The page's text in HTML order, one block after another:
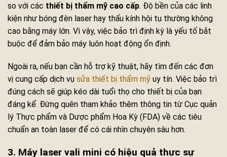
so với các thiết bị thẩm mỹ cao cấp. Độ bền của các linh
kiện như bóng đèn laser hay thấu kính hội tụ thường không
cao bằng máy lớn. Vì vậy, việc bảo trì định kỳ là yếu tố bắt
buộc để đảm bảo máy luôn hoạt động ổn định.
Ngoài ra, nếu bạn cần hỗ trợ kỹ thuật, hãy tìm đến các đơn
vị cung cấp dịch vụ sửa thiết bị thẩm mỹ uy tín. Việc bảo trì
đúng cách sẽ giúp kéo dài tuổi thọ cho thiết bị của bạn
đáng kể. Đừng quên tham khảo thêm thông tin từ Cục quản
lý Thực phẩm và Dược phẩm Hoa Kỳ (FDA) về các tiêu
chuẩn an toàn laser để có cái nhìn chuyên sâu hơn.
3. Máy laser vali mini có hiệu quả thực sự